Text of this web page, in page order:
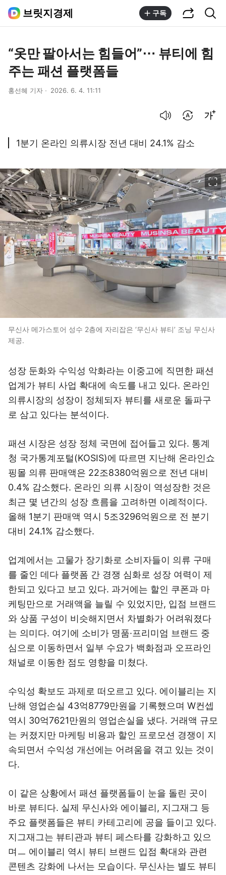
브릿지경제 구독
“옷만 팔아서는 힘들어”⋯ 뷰티에 힘
주는 패션 플랫폼들
홍선혜 기자 2026. 6. 4. 11:11
1분기 온라인 의류시장 전년 대비 24.1% 감소
무신사 메가스토어 성수 2층에 자리잡은 ‘무신사 뷰티’ 조닝 무신사
제공.
성장 둔화와 수익성 악화라는 이중고에 직면한 패션
업계가 뷰티 사업 확대에 속도를 내고 있다. 온라인
의류시장의 성장이 정체되자 뷰티를 새로운 돌파구
로 삼고 있다는 분석이다.
패션 시장은 성장 정체 국면에 접어들고 있다. 통계
청 국가통계포털(KOSIS)에 따르면 지난해 온라인쇼
핑몰 의류 판매액은 22조8380억원으로 전년 대비
0.4% 감소했다. 온라인 의류 시장이 역성장한 것은
최근 몇 년간의 성장 흐름을 고려하면 이례적이다.
올해 1분기 판매액 역시 5조3296억원으로 전 분기
대비 24.1% 감소했다.
업계에서는 고물가 장기화로 소비자들이 의류 구매
를 줄인 데다 플랫폼 간 경쟁 심화로 성장 여력이 제
한되고 있다고 보고 있다. 과거에는 할인 쿠폰과 마
케팅만으로 거래액을 늘릴 수 있었지만, 입점 브랜드
와 상품 구성이 비슷해지면서 차별화가 어려워졌다
는 의미다. 여기에 소비가 명품·프리미엄 브랜드 중
심으로 이동하면서 일부 수요가 백화점과 오프라인
채널로 이동한 점도 영향을 미쳤다.
수익성 확보도 과제로 떠오르고 있다. 에이블리는 지
난해 영업손실 43억8779만원을 기록했으며 W컨셉
역시 30억7621만원의 영업손실을 냈다. 거래액 규모
는 커졌지만 마케팅 비용과 할인 프로모션 경쟁이 지
속되면서 수익성 개선에는 어려움을 겪고 있는 것이
다.
이 같은 상황에서 패션 플랫폼들이 눈을 돌린 곳이
바로 뷰티다. 실제 무신사와 에이블리, 지그재그 등
주요 플랫폼들은 뷰티 카테고리에 공을 들이고 있다.
지그재그는 뷰티관과 뷰티 페스타를 강화하고 있으
며ㅡ 에이블리 역시 뷰티 브랜드 입점 확대와 관련
콘텐츠 강화에 나서는 모습이다. 무신사는 별도 뷰티